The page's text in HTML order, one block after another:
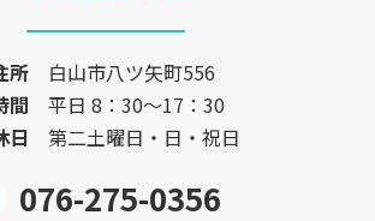
所
白山市八ツ矢町556
間
平日 8：30〜17：30
日
第二土曜日・日・祝日
076-275-0356